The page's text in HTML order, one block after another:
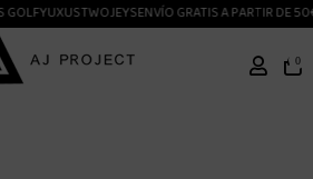
YUXUSTWOJEYSENVÍO GRATIS A PARTIR DE 50€
0